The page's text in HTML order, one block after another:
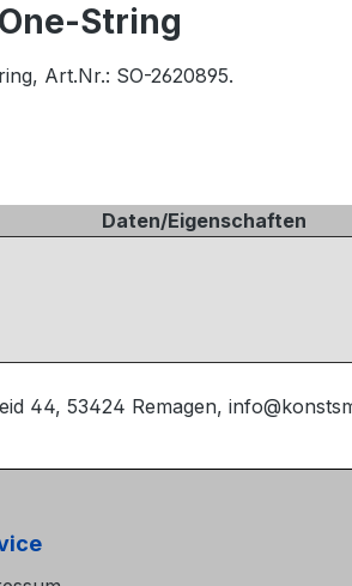
String
Art.Nr.: SO-2620895.
Daten/Eigenschaften
44, 53424 Remagen,